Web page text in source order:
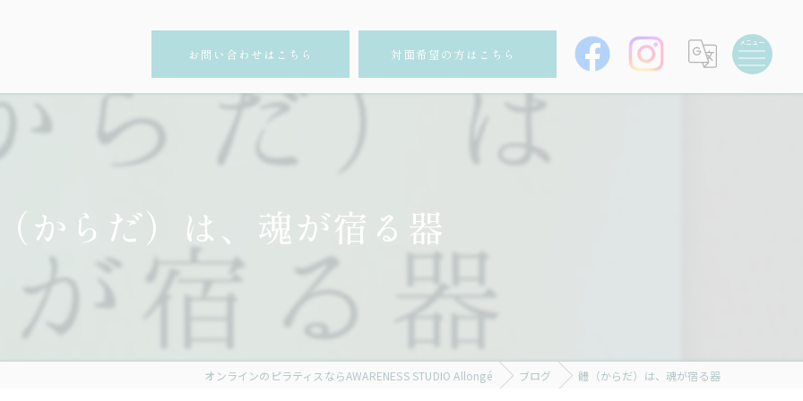
お問い合わせはこちら 対面希望の方はこちら
からだ）は、魂が宿る器
オンラインのピラティスならAWARENESS STUDIO Allongé ブログ 體（からだ）は、魂が宿る器